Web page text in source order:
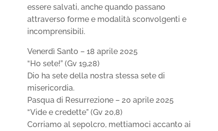
essere salvati, anche quando passano
attraverso forme e modalità sconvolgenti e
incomprensibili.
Venerdì Santo – 18 aprile 2025
“Ho sete!” (Gv 19,28)
Dio ha sete della nostra stessa sete di
misericordia.
Pasqua di Resurrezione – 20 aprile 2025
“Vide e credette” (Gv 20,8)
Corriamo al sepolcro, mettiamoci accanto ai